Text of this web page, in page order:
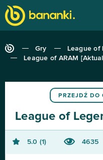
Gry
League of
League of ARAM
PRZEJDŹ DO
League of
5.0 1 4635